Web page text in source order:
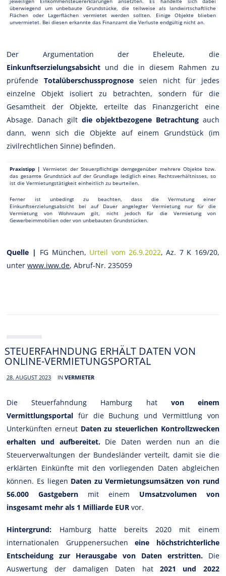
überwiegend um unbebaute Grundstücke, die teilweise als landwirtschaftliche
Flächen oder Lagerflächen vermietet werden sollten. Einige Objekte blieben
unvermietet. Bei diesen erkannte das Finanzamt die Verluste endgültig nicht an.
Der Argumentation der Eheleute, die
Einkunftserzielungsabsicht und die in diesem Rahmen zu
prüfendeTotalüberschussprognose seien nicht für jedes
einzelne Objekt isoliert zu betrachten, sondern für die
Gesamtheit der Objekte, erteilte das Finanzgericht eine
Absage. Danach gilt die objektbezogene Betrachtungauch
dann, wenn sich die Objekte auf einem Grundstück (im
zivilrechtlichen Sinne) befinden.
Praxistipp | Vermietet der Steuerpflichtige demgegenüber mehrere Objekte bzw.
das gesamte Grundstück auf der Grundlage lediglich eines Rechtsverhältnisses, so
ist die Vermietungstätigkeit einheitlich zu beurteilen.
Ferner ist unbedingt zu beachten, dass die Vermutung einer
Einkunftserzielungsabsicht bei auf Dauer angelegter Vermietung nur für die
Vermietung von Wohnraum gilt, nicht jedoch für die Vermietung von
Gewerbeimmobilien oder von unbebauten Grundstücken.
Quelle | FG München, Urteil vom 26.9.2022, Az. 7 K 169/20,
unterwww.iww.de, Abruf-Nr. 235059
STEUERFAHNDUNG ERHÄLT DATEN VON
ONLINE-VERMIETUNGSPORTAL
28. AUGUST 2023 INVERMIETER
Die Steuerfahndung Hamburg hat von einem
Vermittlungsportal für die Buchung und Vermittlung von
Unterkünften erneut Daten zu steuerlichen Kontrollzwecken
erhalten und aufbereitet. Die Daten werden nun an die
Steuerverwaltungen der Bundesländer verteilt, damit sie die
erklärten Einkünfte mit den vorliegenden Daten abgleichen
können. Es liegen Daten zu Vermietungsumsätzen von rund
56.000 Gastgebern mit einem Umsatzvolumen von
insgesamt mehr als 1 Milliarde EUR vor.
Hintergrund: Hamburg hatte bereits 2020 mit einem
internationalen Gruppenersucheneine höchstrichterliche
Entscheidung zur Herausgabe von Daten erstritten. Die
Auswertung der damaligen Daten hat 2021 und 2022